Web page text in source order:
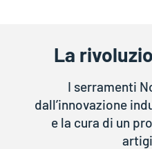
La
I serramenti
dall’innovazione
e la cura di un